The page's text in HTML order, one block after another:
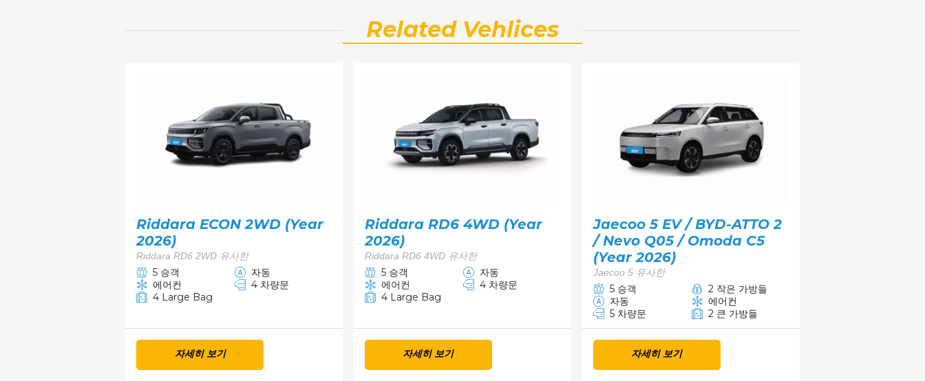
Related Vehlices
Riddara ECON 2WD (Year
2026)
Riddara RD6 2WD 유사한
5 승객
자동
에어컨
4 차량문
4 Large Bag
자세히 보기
Riddara RD6 4WD (Year
2026)
Riddara RD6 4WD 유사한
5 승객
자동
에어컨
4 차량문
4 Large Bag
자세히 보기
Jaecoo 5 EV / BYD-ATTO 2
/ Nevo Q05 / Omoda C5
(Year 2026)
Jaecoo 5 유사한
5 승객
2 작은 가방들
자동
에어컨
5 차량문
2 큰 가방들
자세히 보기